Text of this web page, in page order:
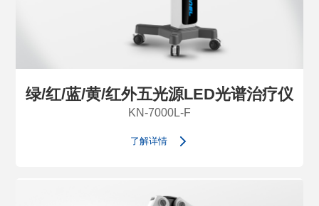
绿/红/蓝/黄/红外五光源LED光谱治疗仪
KN-7000L-F
了解详情